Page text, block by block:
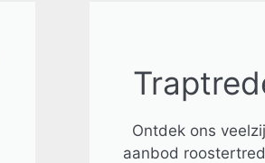
Ontdek ons
aanbod